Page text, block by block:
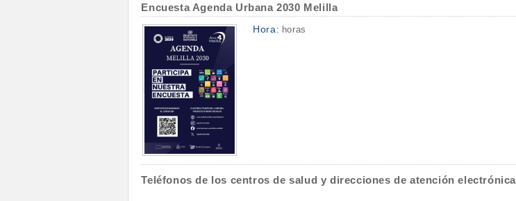
Encuesta Agenda Urbana 2030 Melilla
Hora: horas
Teléfonos de los centros de salud y direcciones de atención electrónica